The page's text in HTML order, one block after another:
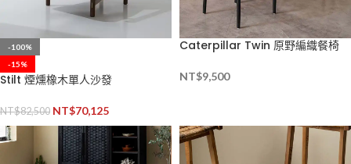
-100%
-15%
Stilt 煙燻橡木單人沙發
NT$82,500 NT$70,125
Caterpillar Twin 原野編織餐椅
NT$9,500